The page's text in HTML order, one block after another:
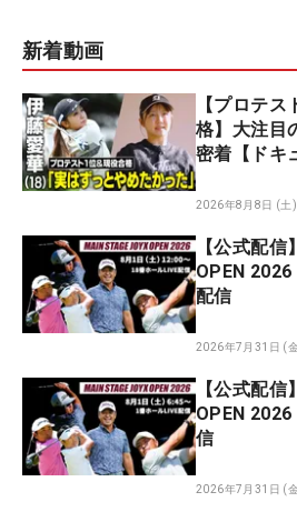
新着動画
【プロテ
格】大注目
密着【ドキ
2026年8月8日 (土
【公式配
OPEN 2026 18番ホール徹底LIVE
配信
2026年7月31日 (
【公式配
OPEN 2026 1番ホール徹底LIVE配
信
2026年7月31日 (